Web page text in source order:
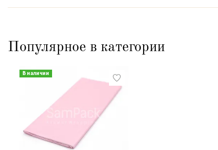
Популярное в категории
В наличии